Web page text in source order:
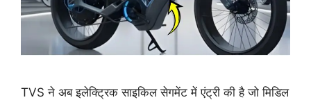
TVS ने अब इलेक्ट्रिक साइकिल सेगमेंट में एंट्री की है जो मिडिल